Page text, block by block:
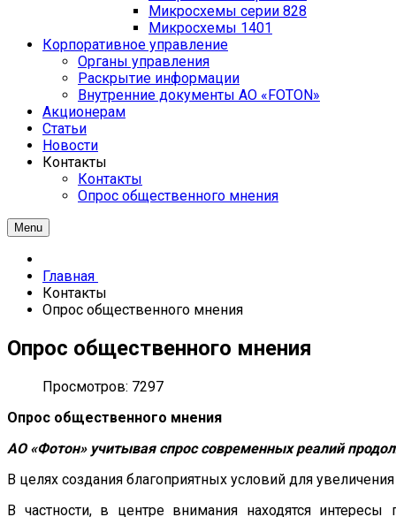
Микросхемы серии 828
Микросхемы 1401
Корпоративное управление
Органы управления
Раскрытие информации
Внутренние документы АО «FOTON»
Акционерам
Статьи
Новости
Контакты
Контакты
Опрос общественного мнения
Menu
Главная
Контакты
Опрос общественного мнения
Опрос общественного мнения
Просмотров: 7297
Опрос общественного мнения
АО «Фотон» учитывая спрос современных реалий
В целях создания благоприятных условий для
В частности, в центре внимания находятся